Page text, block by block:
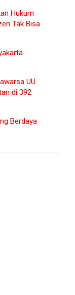
Hukum
Tak Bisa
UU
di 392
Berdaya